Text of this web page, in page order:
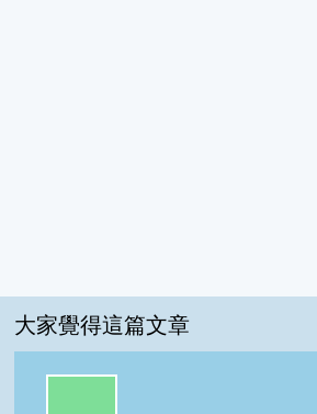
大家覺得這篇文章